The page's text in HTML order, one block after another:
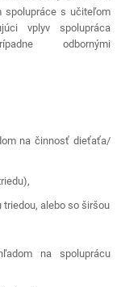
spolupráce s učiteľom
vplyv spolupráca
odbornými
na činnosť dieťaťa/
alebo so širšou
na spoluprácu